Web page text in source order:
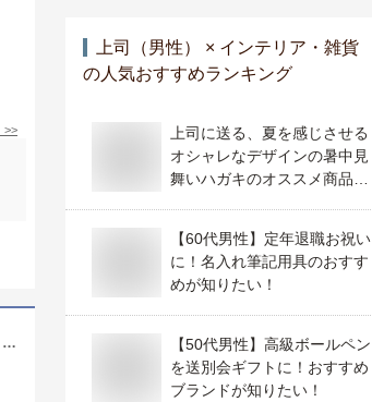
>>
定年退職 記念品 名入れ 男性 プレゼント パーカー 【 PARKER IM 万年筆 】 退職祝い 高級 ブランド 名前入り ギフト 父親 誕生日プレゼント 旦那 おしゃれ 40代 50代 60代 誕生日 還暦 就職 成人 祝い 上司 定年 退職 転勤 名 名前 入り 入れ 記念日 送料無料 FLEGRE
上司（男性） × インテリア・雑貨
の人気おすすめランキング
上司に送る、夏を感じさせる
オシャレなデザインの暑中見
舞いハガキのオススメ商品を
【60代男性】定年退職お祝い
に！名入れ筆記用具のおすす
めが知りたい！
【50代男性】高級ボールペン
を送別会ギフトに！おすすめ
ブランドが知りたい！